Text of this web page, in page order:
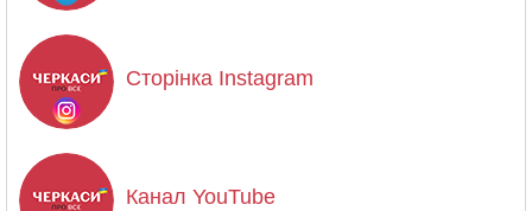
Сторінка Instagram
Канал YouTube